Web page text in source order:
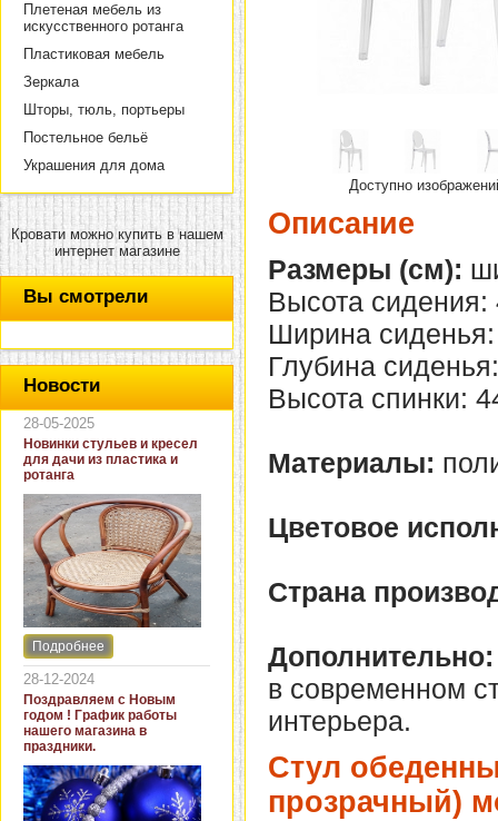
Плетеная мебель из
искусственного ротанга
Пластиковая мебель
Зеркала
Шторы, тюль, портьеры
Постельное бельё
Украшения для дома
Кровати можно купить в нашем
интернет магазине
Вы смотрели
Новости
28-05-2025
Новинки стульев и кресел
для дачи из пластика и
ротанга
Интернет-магазин "Кровать
и диван" представляет
новинки стульев и кресел
для дачи. В ассортименте
представлены как
бюджетные модели из
пластика для дачи, так и
кресла для загородных
домов из натурального и
искусственного ротанга.
Подробнее
28-12-2024
Поздравляем с Новым
годом ! График работы
нашего магазина в
праздники.
Доступно
Описание
Размеры (см):
Высота сидения:
Ширина
Глубина
Высота спинки:
Материалы:
Цветовое
Страна
Дополнительно:
в современном
интерьера.
Стул
прозрачный)